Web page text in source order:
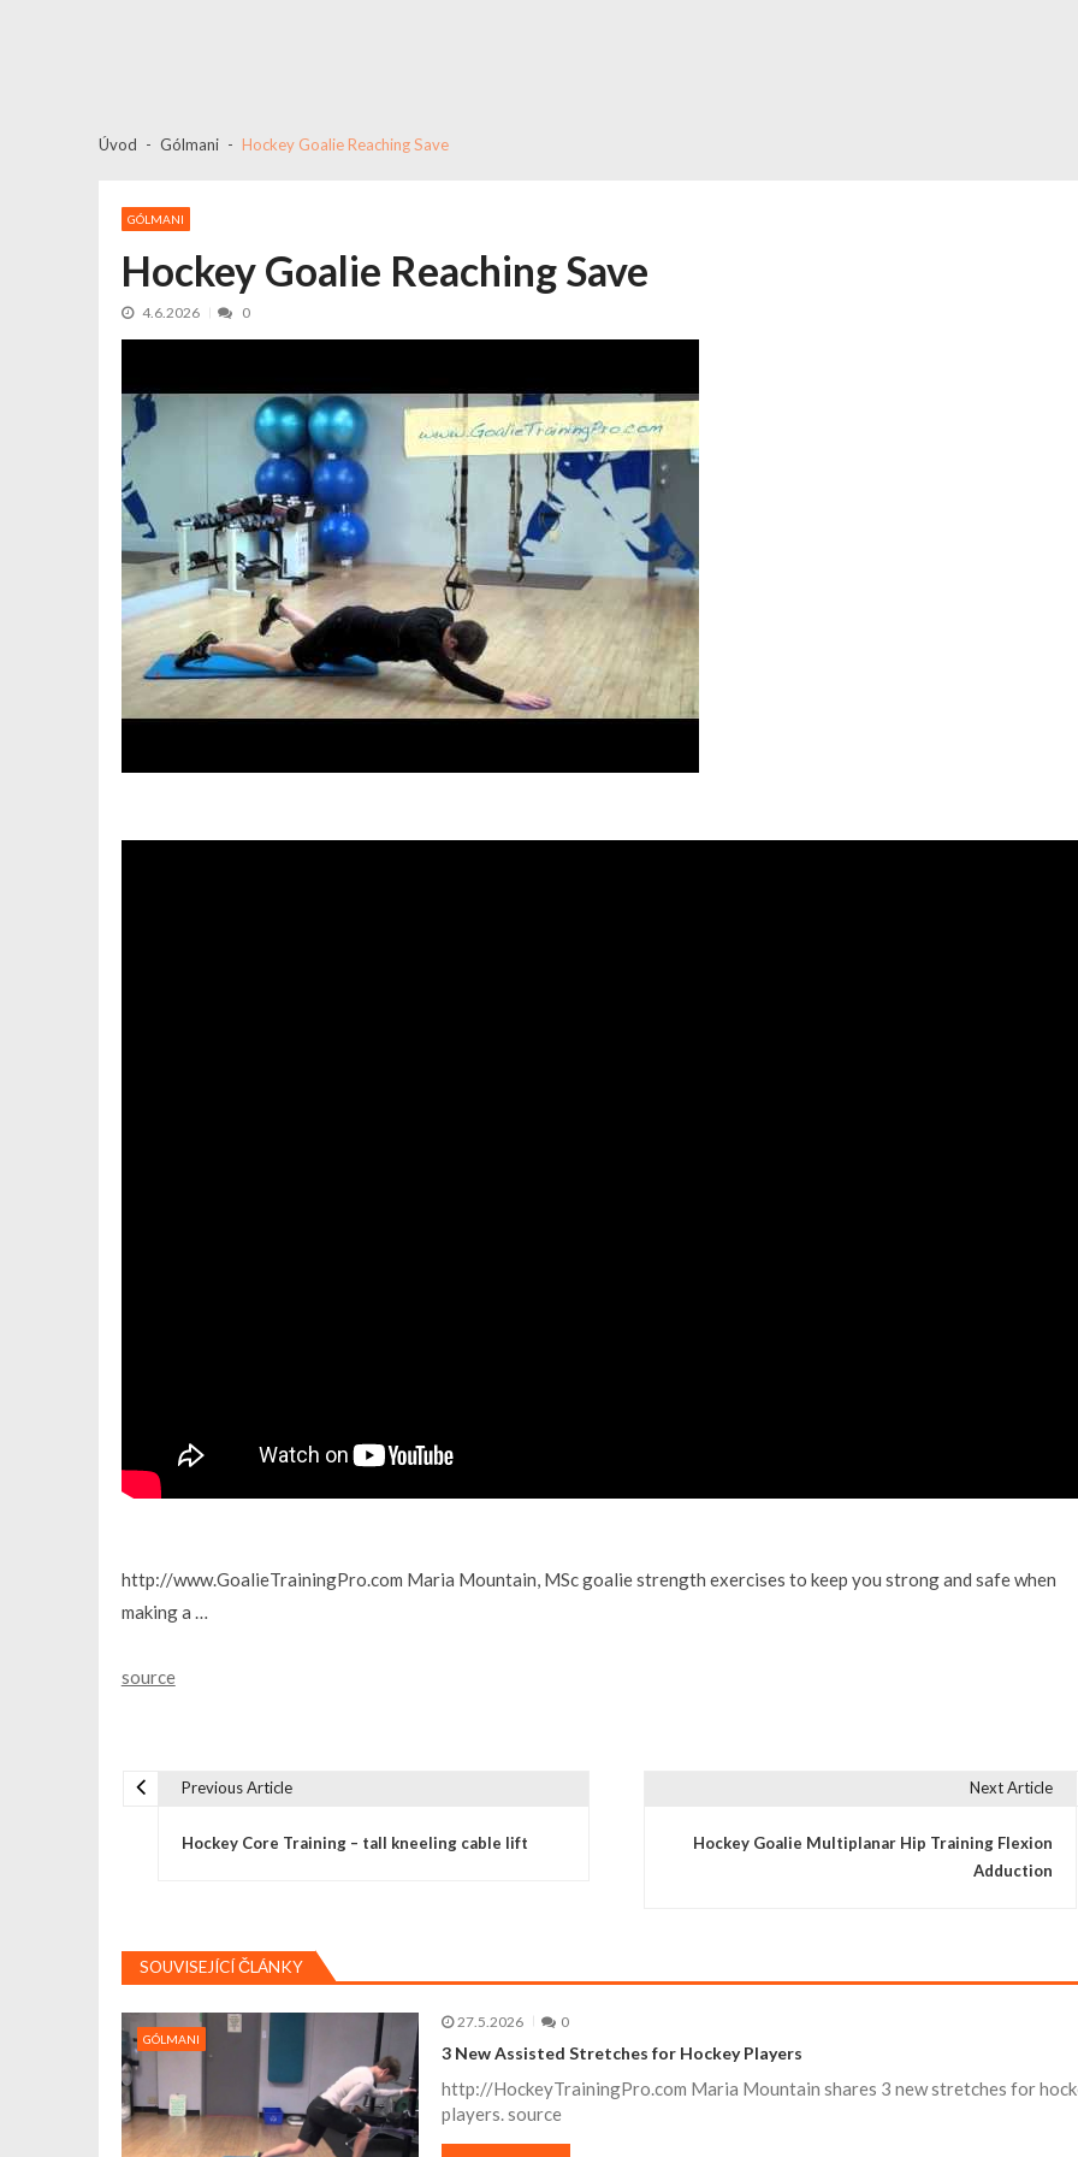
Úvod Gólmani Hockey Goalie Reaching Save
GÓLMANI
Hockey Goalie Reaching Save
4.6.2026 0
http://www.GoalieTrainingPro.com Maria Mountain, MSc goalie strength exercises to keep you strong and safe when
making a …
source
v
i
g
a
Previous Article
Hockey Core Training – tall kneeling cable lift
Next Article
Hockey Goalie Multiplanar Hip Training Flexion
Adduction
SOUVISEJÍCÍ ČLÁNKY
GÓLMANI
27.5.2026 0
3 New Assisted Stretches for Hockey Players
http://HockeyTrainingPro.com Maria Mountain shares 3 new stretches for
players. source